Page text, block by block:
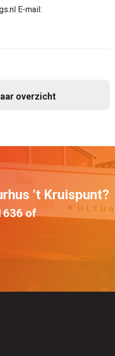
E-mail:
overzicht
’t Kruispunt?
of